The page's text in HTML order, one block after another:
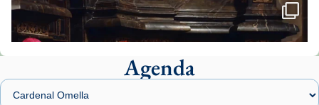
🔗tinyurl.com/cvu5jmbk
📸 J. Merino
Agenda